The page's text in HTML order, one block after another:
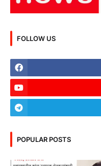
FOLLOW US
POPULAR POSTS